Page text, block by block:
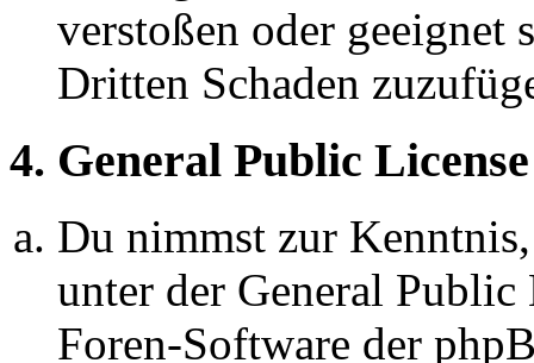
verstoßen oder geeignet
Dritten Schaden
4. General Public License
Du nimmst zur
unter der General
Foren-Software der